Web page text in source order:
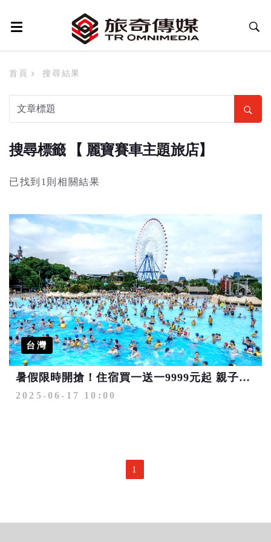
首頁 搜尋結果
搜尋標籤 【 麗寶賽車主題旅店】
已找到1則相關結果
台灣
暑假限時開搶！住宿買一送一9999元起 親子農場、室內雪館新登場
2025-06-17 10:00
1